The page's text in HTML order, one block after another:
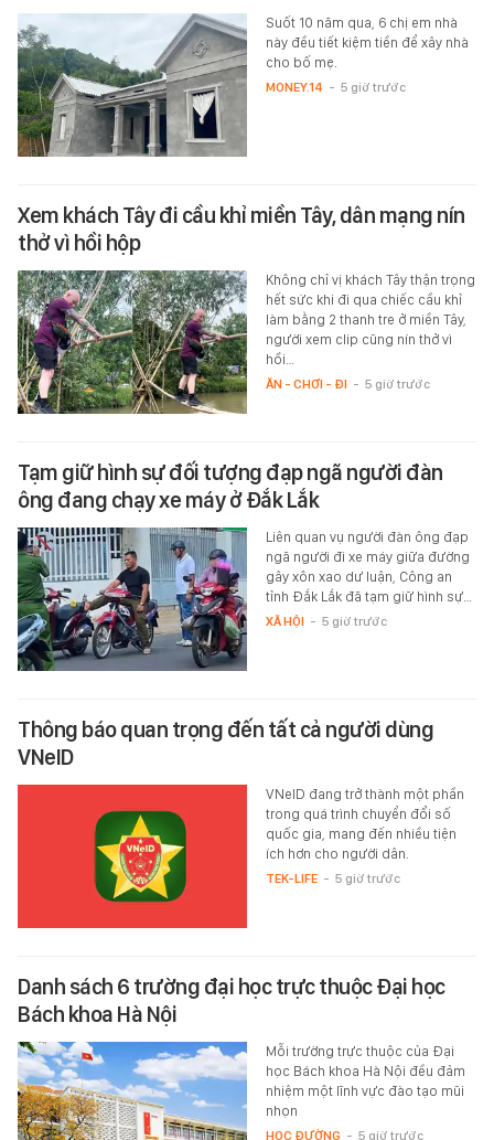
Suốt 10 năm qua, 6 chị em nhà
này đều tiết kiệm tiền để xây nhà
cho bố mẹ.
MONEY.14 - 5 giờ trước
Xem khách Tây đi cầu khỉ miền Tây, dân mạng nín
thở vì hồi hộp
Không chỉ vị khách Tây thận trọng
hết sức khi đi qua chiếc cầu khỉ
làm bằng 2 thanh tre ở miền Tây,
người xem clip cũng nín thở vì
hồi…
ĂN - CHƠI - ĐI - 5 giờ trước
Tạm giữ hình sự đối tượng đạp ngã người đàn
ông đang chạy xe máy ở Đắk Lắk
Liên quan vụ người đàn ông đạp
ngã người đi xe máy giữa đường
gây xôn xao dư luận, Công an
tỉnh Đắk Lắk đã tạm giữ hình sự…
XÃ HỘI - 5 giờ trước
Thông báo quan trọng đến tất cả người dùng
VNeID
VNeID đang trở thành một phần
trong quá trình chuyển đổi số
quốc gia, mang đến nhiều tiện
ích hơn cho người dân.
TEK-LIFE - 5 giờ trước
Danh sách 6 trường đại học trực thuộc Đại học
Bách khoa Hà Nội
Mỗi trường trực thuộc của Đại
học Bách khoa Hà Nội đều đảm
nhiệm một lĩnh vực đào tạo mũi
nhọn
HỌC ĐƯỜNG - 5 giờ trước